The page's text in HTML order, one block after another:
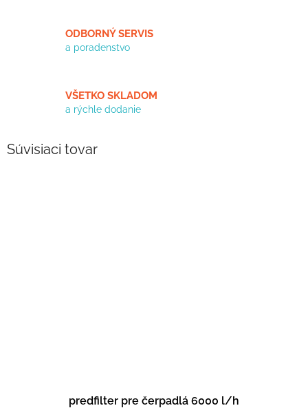
ODBORNÝ SERVIS
a poradenstvo
VŠETKO SKLADOM
a rýchle dodanie
Súvisiaci tovar
predfilter pre čerpadlá 6000 l/h